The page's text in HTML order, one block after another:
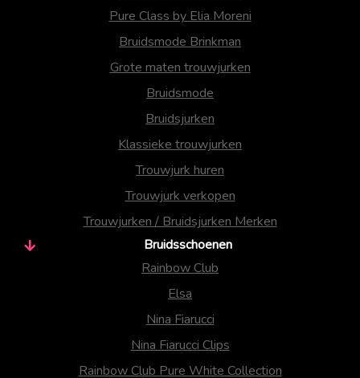
Pure Class by Elia Moreni
Bruidsmode Brinkman
Grote maten trouwjurken
Bruidsmode
Bruidsjurken
Klassieke trouwjurken
Trouwjurk huren
Trouwjurk verkopen
Trouwjurken / Bruidsjurken Merken
Bruidsschoenen
Rainbow Club
Elsa
Nina Fiarucci
Nina Fiarucci Clips
Rainbow Club Pure White Collection